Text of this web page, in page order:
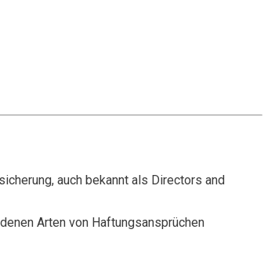
auch bekannt als Directors and
Arten von Haftungsansprüchen